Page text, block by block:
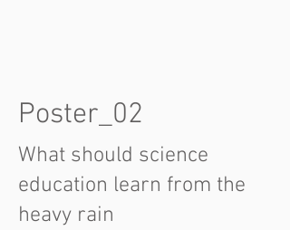
Poster_02
What should science
education learn from the
heavy rain